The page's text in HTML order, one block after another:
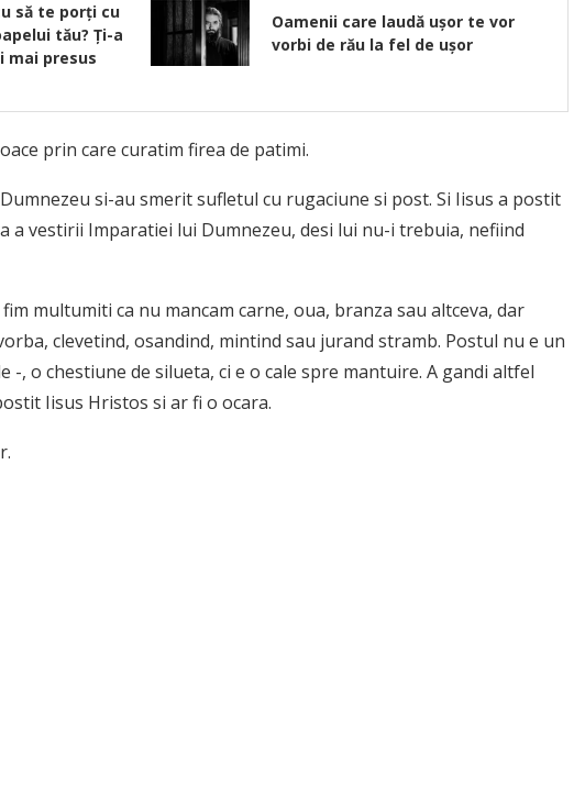
să te porţi cu
tău? Ţi-a
mai presus
Oamenii care laudă ușor te vor
vorbi de rău la fel de ușor
prin care curatim firea de patimi.
si-au smerit sufletul cu rugaciune si post. Si Iisus a postit
a vestirii Imparatiei lui Dumnezeu, desi lui nu-i trebuia, nefiind
multumiti ca nu mancam carne, oua, branza sau altceva, dar
clevetind, osandind, min­tind sau jurand stramb. Postul nu e un
-, o chestiune de silueta, ci e o cale spre mantuire. A gandi altfel
Iisus Hristos si ar fi o ocara.